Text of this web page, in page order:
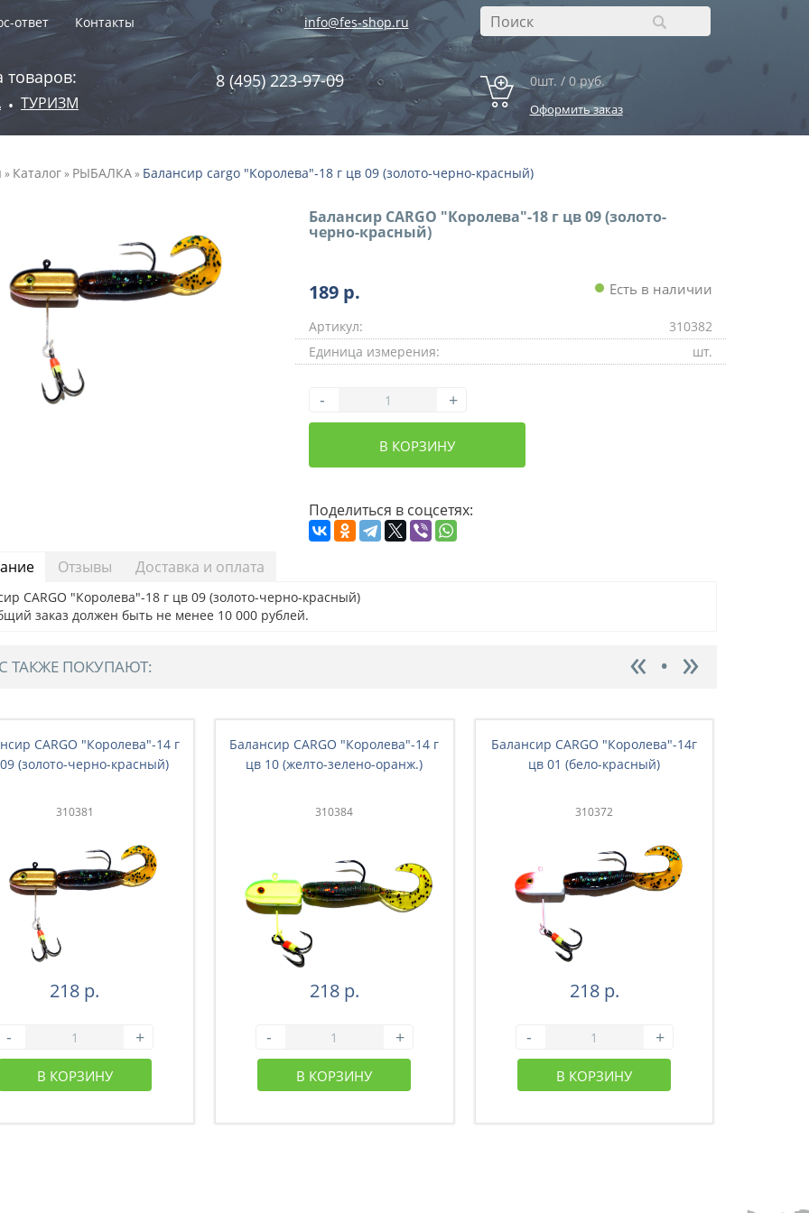
ответ Контакты info@fes-shop.ru
товаров:
• ТУРИЗМ
8 (495) 223-97-09 0шт. / 0 руб.
Оформить заказ
» Каталог» РЫБАЛКА» Балансир cargo "Королева"-18 г цв 09 (золото-черно-красный)
Балансир CARGO "Королева"-18 г цв 09 (золото-
черно-красный)
189 р. Есть в наличии
Артикул:
310382
Единица измерения:
шт.
- +
В КОРЗИНУ
Поделиться в соцсетях:
Отзывы Доставка и оплата
CARGO "Королева"-18 г цв 09 (золото-черно-красный)
заказ должен быть не менее 10 000 рублей.
ТАКЖЕ ПОКУПАЮТ:
CARGO "Королева"-14 г
(золото-черно-красный)
310381
218 р.
- +
В КОРЗИНУ
Балансир CARGO "Королева"-14 г
цв 10 (желто-зелено-оранж.)
310384
218 р.
- +
В КОРЗИНУ
Балансир CARGO "Королева"-14г
цв 01 (бело-красный)
310372
218 р.
- +
В КОРЗИНУ